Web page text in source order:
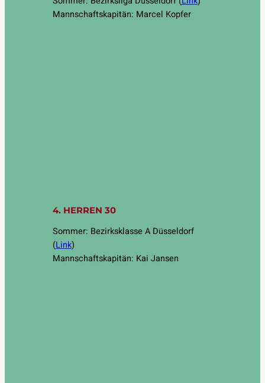
Mannschaftskapitän: Marcel Kopfer
4. HERREN 30
Sommer: Bezirksklasse A Düsseldorf
(Link)
Mannschaftskapitän: Kai Jansen